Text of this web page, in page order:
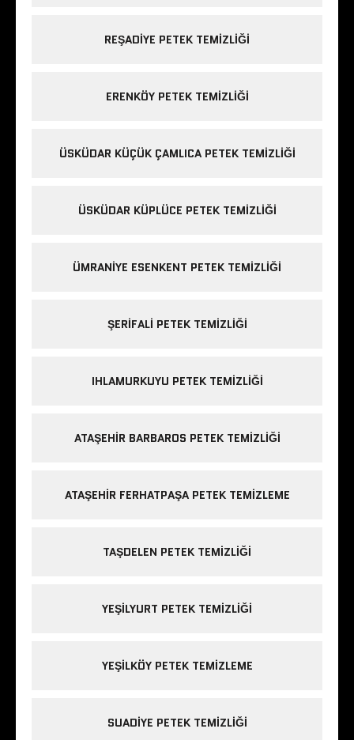
REŞADIYE PETEK TEMIZLIĞI
ERENKÖY PETEK TEMIZLIĞI
ÜSKÜDAR KÜÇÜK ÇAMLICA PETEK TEMIZLIĞI
ÜSKÜDAR KÜPLÜCE PETEK TEMIZLIĞI
ÜMRANIYE ESENKENT PETEK TEMIZLIĞI
ŞERIFALI PETEK TEMIZLIĞI
IHLAMURKUYU PETEK TEMIZLIĞI
ATAŞEHIR BARBAROS PETEK TEMIZLIĞI
ATAŞEHIR FERHATPAŞA PETEK TEMIZLEME
TAŞDELEN PETEK TEMIZLIĞI
YEŞILYURT PETEK TEMIZLIĞI
YEŞILKÖY PETEK TEMIZLEME
SUADIYE PETEK TEMIZLIĞI